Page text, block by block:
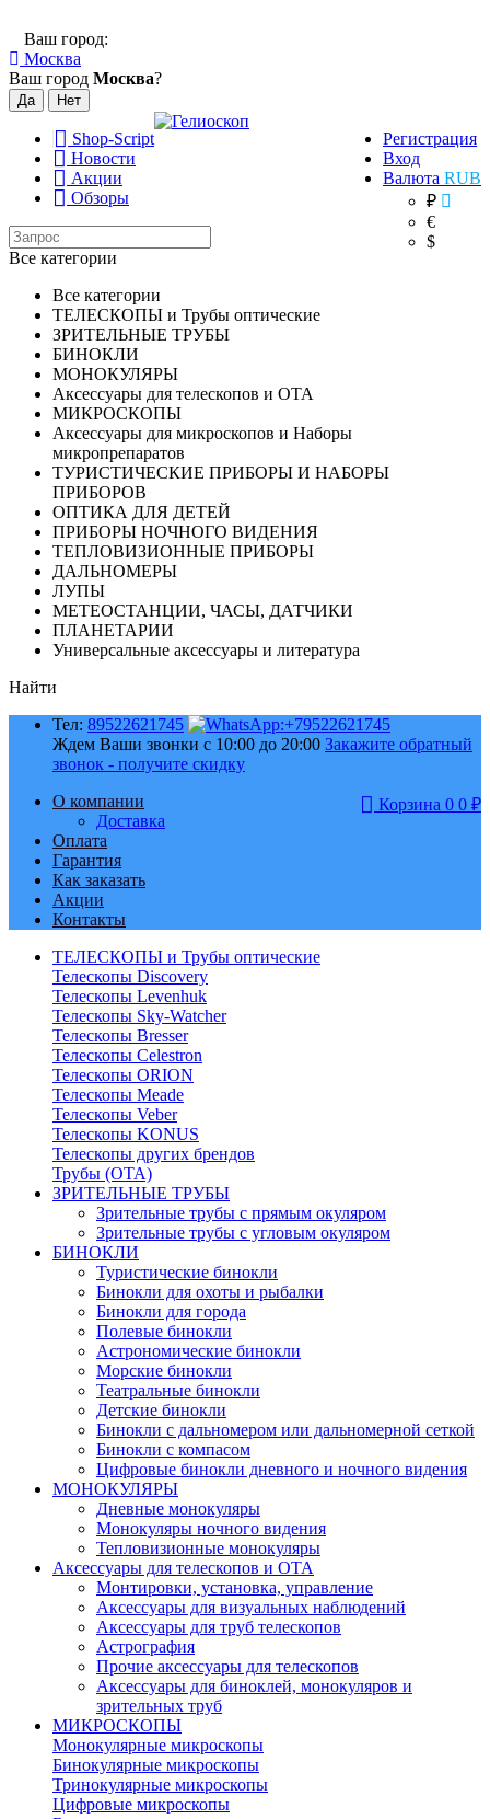
Ваш город:
Москва
Ваш город Москва?
Shop-Script
Новости
Акции
Обзоры
Регистрация
Вход
Валюта RUB
₽
€
$
Все категории
Все категории
ТЕЛЕСКОПЫ и Трубы оптические
ЗРИТЕЛЬНЫЕ ТРУБЫ
БИНОКЛИ
МОНОКУЛЯРЫ
Аксессуары для телескопов и ОТА
МИКРОСКОПЫ
Аксессуары для микроскопов и Наборы
микропрепаратов
ТУРИСТИЧЕСКИЕ ПРИБОРЫ И НАБОРЫ
ПРИБОРОВ
ОПТИКА ДЛЯ ДЕТЕЙ
ПРИБОРЫ НОЧНОГО ВИДЕНИЯ
ТЕПЛОВИЗИОННЫЕ ПРИБОРЫ
ДАЛЬНОМЕРЫ
ЛУПЫ
МЕТЕОСТАНЦИИ, ЧАСЫ, ДАТЧИКИ
ПЛАНЕТАРИИ
Универсальные аксессуары и литература
Найти
Тел: 89522621745
Ждем Ваши звонки с 10:00 до 20:00 Закажите обратный
звонок - получите скидку
Корзина 0 0 ₽
О компании
Доставка
Оплата
Гарантия
Как заказать
Акции
Контакты
ТЕЛЕСКОПЫ и Трубы оптические
Телескопы Discovery
Телескопы Levenhuk
Телескопы Sky-Watcher
Телескопы Bresser
Телескопы Celestron
Телескопы ORION
Телескопы Meade
Телескопы Veber
Телескопы KONUS
Телескопы других брендов
Трубы (ОТА)
ЗРИТЕЛЬНЫЕ ТРУБЫ
Зрительные трубы с прямым окуляром
Зрительные трубы с угловым окуляром
БИНОКЛИ
Туристические бинокли
Бинокли для охоты и рыбалки
Бинокли для города
Полевые бинокли
Астрономические бинокли
Морские бинокли
Театральные бинокли
Детские бинокли
Бинокли с дальномером или дальномерной сеткой
Бинокли с компасом
Цифровые бинокли дневного и ночного видения
МОНОКУЛЯРЫ
Дневные монокуляры
Монокуляры ночного видения
Тепловизионные монокуляры
Аксессуары для телескопов и ОТА
Монтировки, установка, управление
Аксессуары для визуальных наблюдений
Аксессуары для труб телескопов
Астрография
Прочие аксессуары для телескопов
Аксессуары для биноклей, монокуляров и
зрительных труб
МИКРОСКОПЫ
Монокулярные микроскопы
Бинокулярные микроскопы
Тринокулярные микроскопы
Цифровые микроскопы